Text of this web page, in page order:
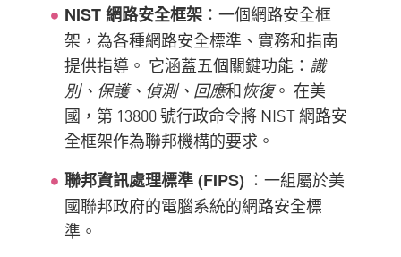
NIST 網路安全框架 ：一個網路安全框
架，為各種網路安全標準、實務和指南
提供指導。 它涵蓋五個關鍵功能： 識
別、保護、偵測、回應和恢復。 在美
國，第 13800 號行政命令將 NIST 網路安
全框架作為聯邦機構的要求。
聯邦資訊處理標準 (FIPS) ：一組屬於美
國聯邦政府的電腦系統的網路安全標
準。